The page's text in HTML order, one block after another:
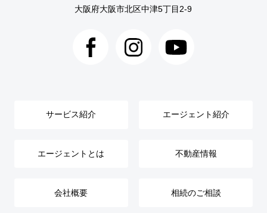
大阪府大阪市北区中津5丁目2-9
サービス紹介 エージェント紹介
エージェントとは 不動産情報
会社概要 相続のご相談